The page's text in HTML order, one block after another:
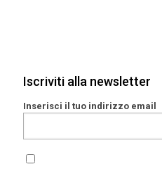
Iscriviti alla newsletter
Inserisci il tuo indirizzo email